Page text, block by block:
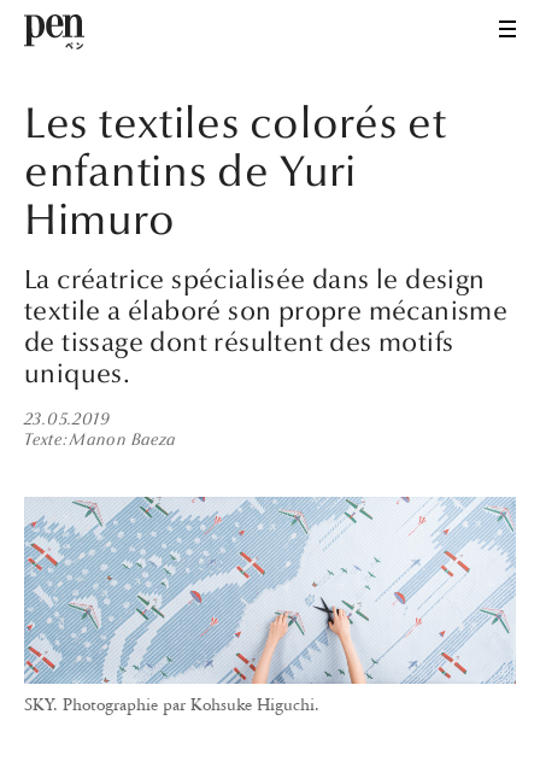
Les textiles colorés et
enfantins de Yuri
Himuro
La créatrice spécialisée dans le design
textile a élaboré son propre mécanisme
de tissage dont résultent des motifs
uniques.
23.05.2019
Texte Manon Baeza
SKY. Photographie par Kohsuke Higuchi.